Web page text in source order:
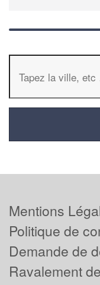
Mentions
Politique de
Demande de
Ravalement